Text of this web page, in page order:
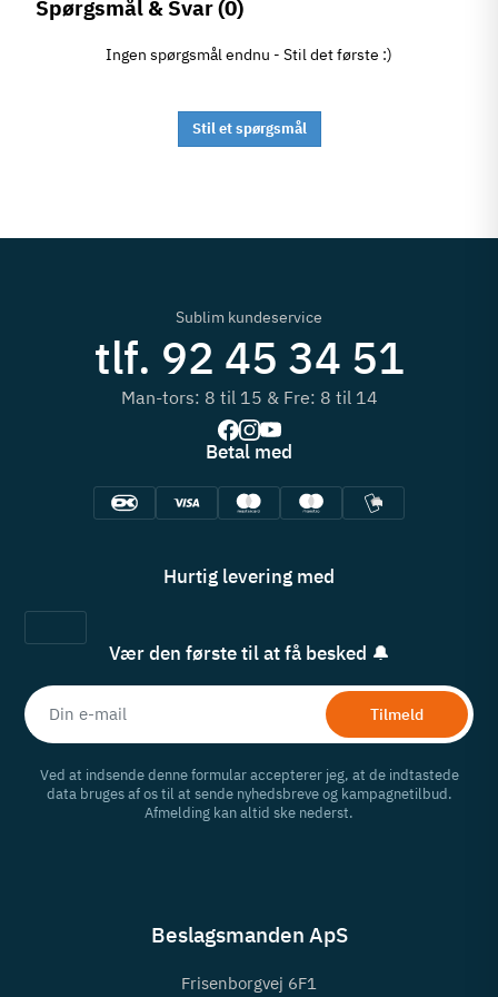
Spørgsmål & Svar(0)
Ingen spørgsmål endnu - Stil det første :)
Stil et spørgsmål
Sublim kundeservice
tlf. 92 45 34 51
Man-tors: 8 til 15 & Fre: 8 til 14
Betal med
Hurtig levering med
Vær den første til at få besked 🔔
Tilmeld
Ved at indsende denne formular accepterer jeg, at de indtastede
data bruges af os til at sende nyhedsbreve og kampagnetilbud.
Afmelding kan altid ske nederst.
Beslagsmanden ApS
Frisenborgvej 6F1